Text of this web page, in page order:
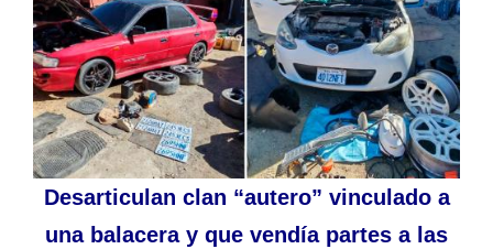
Desarticulan clan “autero” vinculado a
una balacera y que vendía partes a las